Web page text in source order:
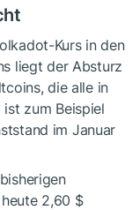
Kurs in den
liegt der Absturz
die alle in
zum Beispiel
im Januar
2,60 $